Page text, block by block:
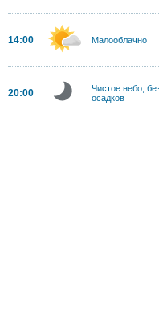
14:00 Малооблачно
20:00
Чистое небо,
осадков